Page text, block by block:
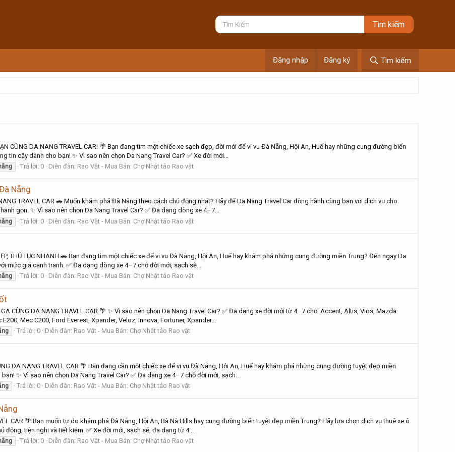
Đăng nhập Đăng ký Tìm kiếm
CÙNG DA NANG TRAVEL CAR! 🌴 Bạn đang tìm một chiếc xe sạch đẹp, đời mới để vi vu Đà Nẵng, Hội An, Huế hay những cung đường biển
tin cậy dành cho bạn! ✨ Vì sao nên chọn Da Nang Travel Car? ✅ Xe đời mới...
Trả lời: 0 Diễn đàn: Rao Vặt - Mua Bán: Chợ Nhật tảo Rao vặt
Nẵng
TRAVEL CAR 🚗 Muốn khám phá Đà Nẵng theo cách chủ động nhất? Hãy để Da Nang Travel Car đồng hành cùng bạn với dịch vụ cho
gọn. ✨ Vì sao nên chọn Da Nang Travel Car? ✅ Đa dạng dòng xe 4–7...
Trả lời: 0 Diễn đàn: Rao Vặt - Mua Bán: Chợ Nhật tảo Rao vặt
THỦ TỤC NHANH 🚗 Bạn đang tìm một chiếc xe để vi vu Đà Nẵng, Hội An, Huế hay khám phá những cung đường miền Trung? Đến ngay Da
mức giá cạnh tranh. ✅ Đa dạng dòng xe 4–7 chỗ đời mới, sạch sẽ...
Trả lời: 0 Diễn đàn: Rao Vặt - Mua Bán: Chợ Nhật tảo Rao vặt
CÙNG DA NANG TRAVEL CAR 🌴 ✨ Vì sao nên chọn Da Nang Travel Car? ✅ Đa dạng xe đời mới từ 4–7 chỗ: Accent, Altis, Vios, Mazda
Mec C200, Ford Everest, Xpander, Veloz, Innova, Fortuner, Xpander...
Trả lời: 0 Diễn đàn: Rao Vặt - Mua Bán: Chợ Nhật tảo Rao vặt
DA NANG TRAVEL CAR 🌴 Bạn đang cần một chiếc xe để vi vu Đà Nẵng, Hội An, Huế hay khám phá những cung đường tuyệt đẹp miền
✨ Vì sao nên chọn Da Nang Travel Car? ✅ Đa dạng xe 4–7 chỗ đời mới, sạch...
Trả lời: 0 Diễn đàn: Rao Vặt - Mua Bán: Chợ Nhật tảo Rao vặt
CAR 🌴 Bạn muốn tự do khám phá Đà Nẵng, Hội An, Bà Nà Hills hay cung đường biển tuyệt đẹp miền Trung? Hãy lựa chọn dịch vụ thuê xe ô
tiện nghi và tiết kiệm. ✅ Xe đời mới, sạch sẽ, đa dạng từ 4...
Trả lời: 0 Diễn đàn: Rao Vặt - Mua Bán: Chợ Nhật tảo Rao vặt